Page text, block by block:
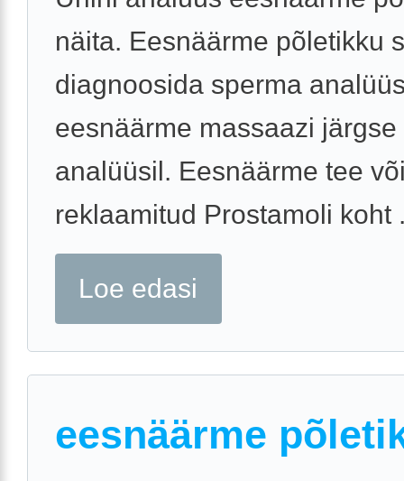
näita. Eesnäärme põletikku
diagnoosida sperma
eesnäärme massaazi
analüüsil. Eesnäärme tee
reklaamitud Prostamoli koht
Loe edasi
eesnäärme